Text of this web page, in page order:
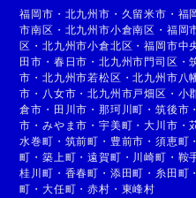
福岡市 ・ 北九州市 ・ 久留米市 ・ 福
市南区 ・ 北九州市小倉南区 ・ 福岡
区 ・北九州市小倉北区 ・福岡市中
田市 ・ 春日市 ・北九州市門司区 ・
市 ・北九州市若松区 ・北九州市八
市 ・ 八女市 ・北九州市戸畑区 ・ 小
倉市 ・ 田川市 ・那珂川町 ・筑後市
市 ・みやま市 ・宇美町 ・大川市 ・
水巻町 ・ 筑前町 ・ 豊前市 ・須恵町
町 ・築上町 ・遠賀町 ・ 川崎町 ・ 鞍
桂川町 ・ 香春町 ・ 添田町 ・ 糸田町
町 ・大任町 ・赤村 ・ 東峰村